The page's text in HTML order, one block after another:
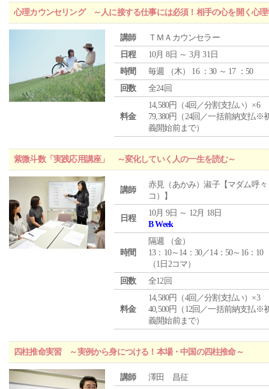
心理カウンセリング ～人に接する仕事には必須！相手の心を開く心理
講師
ＴＭＡカウンセラー
日程
10月 8日 ～ 3月 31日
時間
毎週 （木） 16 ：30 ～ 17 ：50
回数
全24回
料金
14,580円（4回／分割支払い）×6
79,380円（24回／一括前納支払※
義開始前まで）
紫微斗数「実践応用講座」 ～変化していく人の一生を読む～
講師
赤見（あかみ）淑子【マダム呼々
コ）】
日程
10月 9日 ～ 12月 18日
B Week
時間
隔週 （金）
13：10～14：30／14：50～16：10
（1日2コマ）
回数
全12回
料金
14,580円（4回／分割支払い）×3
40,500円（12回／一括前納支払※
義開始前まで）
四柱推命実習 ～実例から身につける！本場・中国の四柱推命～
講師
澤田 昌征